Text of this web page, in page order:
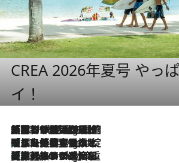
CREA 2026年夏号 やっ
イ！
10 Hours Ago
「荷物が増えるほど旅ストレスは増す」美容ジャーナリストがたどり着いた最終結論。“化粧品を劇的に減らす”感動の凝縮美容とは
10 Hours Ago
「旅先には金髪ウィッグを持参」日本と同じメイクでは損してる!? 美容ジャーナリストが提案する“掟破りの旅美容”とは
10 Hours Ago
【厳選旅コスメ】「身軽さ＆UV対策重視！」ヘアアーティストshucoが選んだ夏旅ベストコスメを発表【Mサイズジップ】